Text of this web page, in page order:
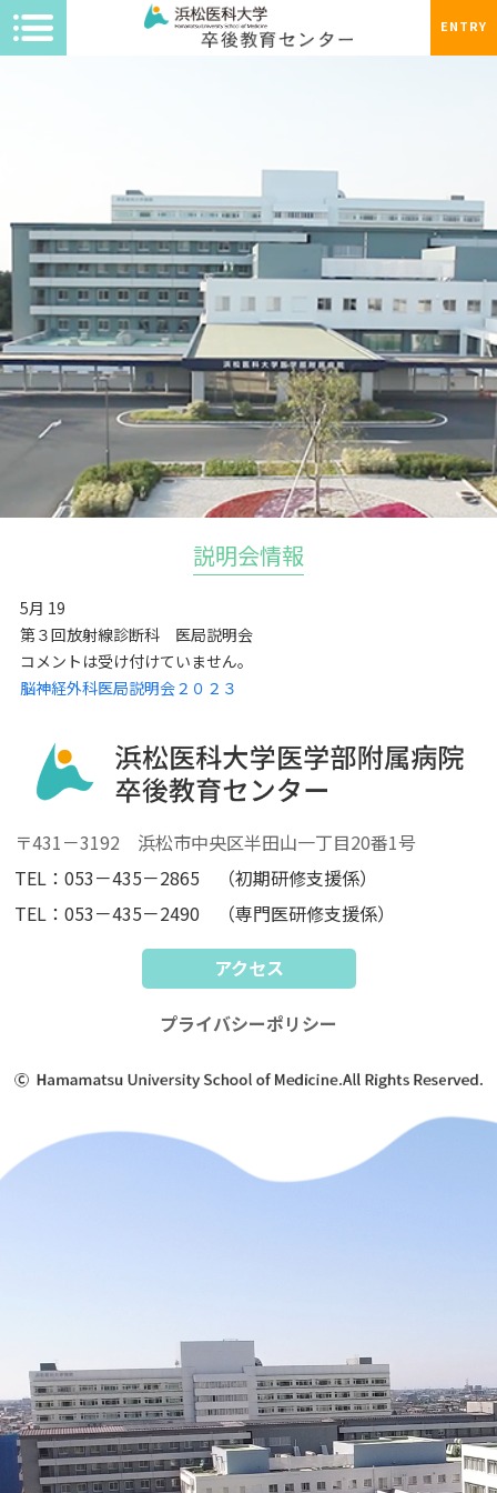
ENTRY
説明会情報
5月 19
第３回放射線診断科 医局説明会
コメントは受け付けていません。
脳神経外科医局説明会２０２３
〒431－3192 浜松市中央区半田山一丁目20番1号
TEL：053－435－2865 （初期研修支援係）
TEL：053－435－2490 （専門医研修支援係）
アクセス
プライバシーポリシー